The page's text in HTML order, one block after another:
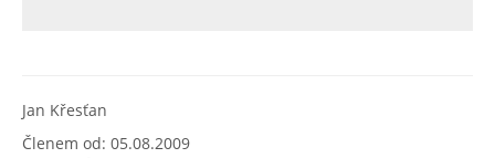
Jan Křesťan
Členem od: 05.08.2009